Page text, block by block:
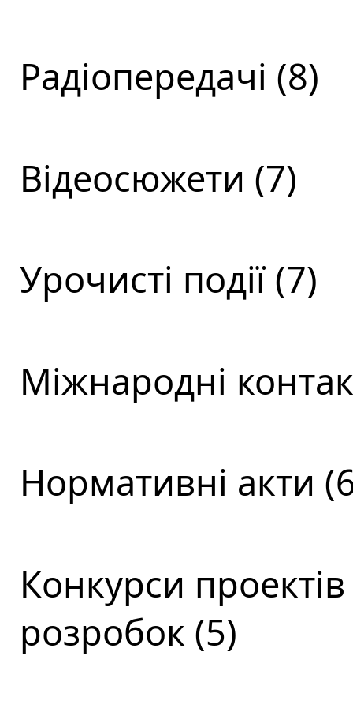
Радіопередачі (8)
Відеосюжети (7)
Урочисті події (7)
Міжнародні
Нормативні акти
Конкурси
розробок (5)